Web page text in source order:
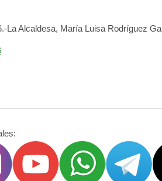
La Alcaldesa, María Luisa Rodríguez